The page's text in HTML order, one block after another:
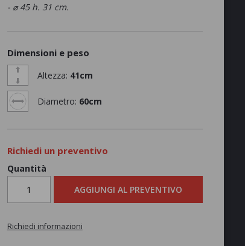
- ⌀ 45 h. 31 cm.
Dimensioni e peso
Altezza: 41cm
Diametro: 60cm
Richiedi un preventivo
Quantità
AGGIUNGI AL PREVENTIVO
Richiedi informazioni